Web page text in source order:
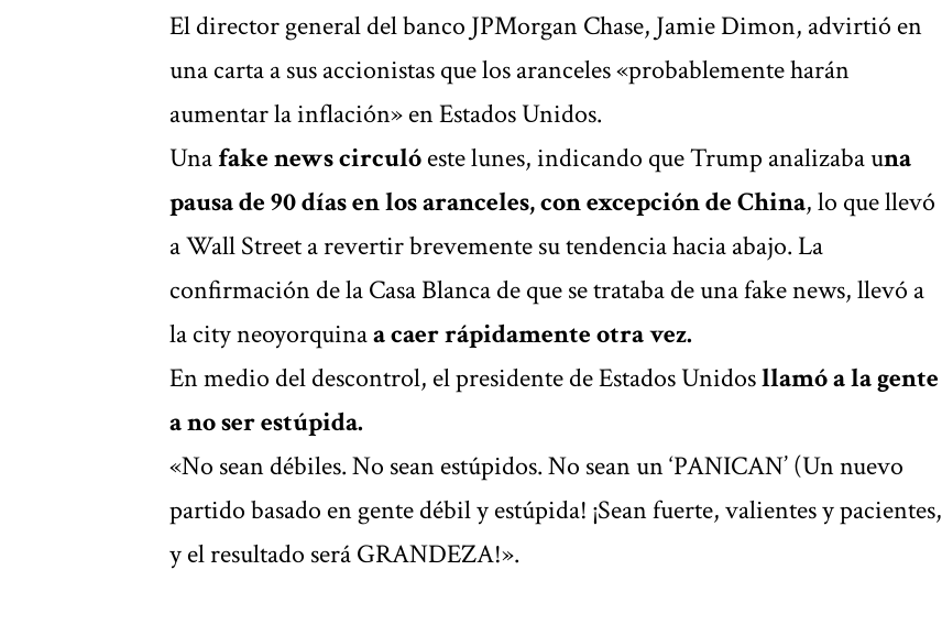
El director general del banco JPMorgan Chase, Jamie Dimon, advirtió en
una carta a sus accionistas quelos aranceles «probablemente harán
aumentar la inflación»en Estados Unidos.
Unafake news circulóeste lunes, indicando que Trump analizaba una
pausa de 90 días en los aranceles, con excepción de China, lo que llevó
a Wall Street a revertir brevemente su tendencia hacia abajo. La
confirmación de la Casa Blanca de que se trataba de una fake news, llevó a
la city neoyorquinaa caer rápidamente otra vez.
En medio del descontrol, el presidente de Estados Unidosllamó a la gente
a no ser estúpida.
«No sean débiles. No sean estúpidos. No sean un ‘PANICAN’ (Un nuevo
partido basado en gente débil y estúpida! ¡Sean fuerte, valientes y pacientes,
y el resultado será GRANDEZA!».